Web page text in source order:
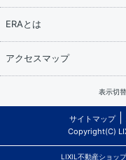
ERAとは
アクセスマップ
表示切替
サイトマップ
Copyright(C)
LIXIL不動産ショッ